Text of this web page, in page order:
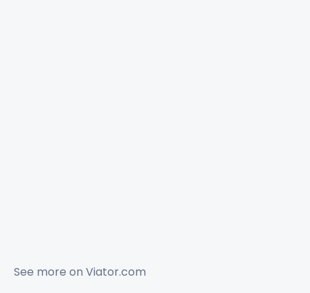
See more on Viator.com